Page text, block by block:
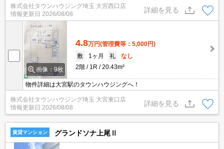
株式会社タウンハウジング埼玉 大宮西口店
情報更新日 2026/08/08
詳細を見る
画像：9枚
4.8万円(管理費等：5,000円)
敷
1ヶ月 礼
なし
2階
1R 20.43m²
物件詳細は大宮駅のタウンハウジングへ！
株式会社タウンハウジング埼玉 大宮東口店
情報更新日 2026/08/08
詳細を見る
賃貸マンション グランドソナ上尾Ⅱ